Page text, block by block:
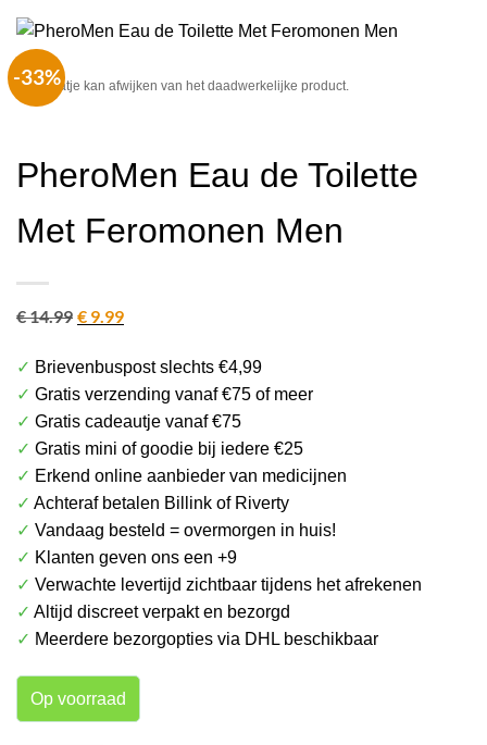
-33%
Het plaatje kan afwijken van het daadwerkelijke product.
PheroMen Eau de Toilette
Met Feromonen Men
€14.99 Oorspronkelijke
was:
€ 14.99.
€ 9.99Huidige
is:
€ 9.99.
✓ Brievenbuspost slechts €4,99
✓ Gratis verzending vanaf €75 of meer
✓ Gratis cadeautje vanaf €75
✓ Gratis mini of goodie bij iedere €25
✓ Erkend online aanbieder van medicijnen
✓ Achteraf betalen Billink of Riverty
✓ Vandaag besteld = overmorgen in huis!
✓ Klanten geven ons een +9
✓ Verwachte levertijd zichtbaar tijdens het afrekenen
✓ Altijd discreet verpakt en bezorgd
✓ Meerdere bezorgopties via DHL beschikbaar
Op voorraad